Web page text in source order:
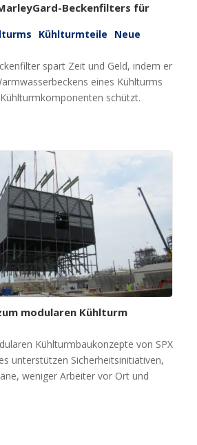
Beckenfilters für
Kühlturmteile
Neue
spart Zeit und Geld, indem er
eines Kühlturms
schützt.
modularen Kühlturm
Kühlturmbaukonzepte von SPX
unterstützen Sicherheitsinitiativen,
weniger Arbeiter vor Ort und